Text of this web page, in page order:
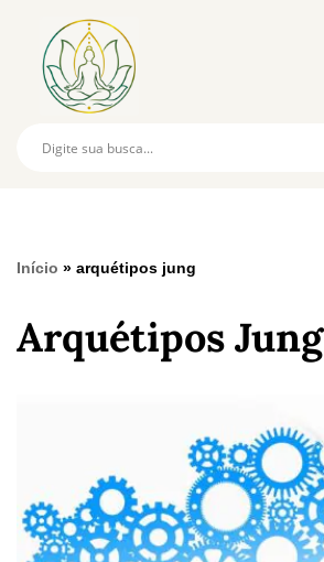
Início » arquétipos jung
Arquétipos Jung